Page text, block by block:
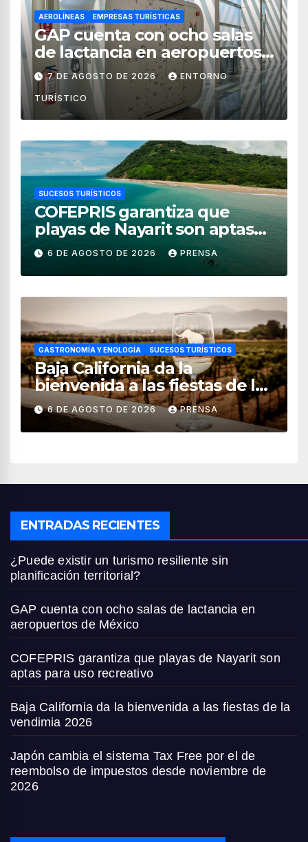
AEROLÍNEAS EMPRESAS TURÍSTICAS
GAP cuenta con ocho salas
de lactancia en aeropuertos
de México
7 DE AGOSTO DE 2026 ENTORNO
TURÍSTICO
SUCESOS TURÍSTICOS
COFEPRIS garantiza que
playas de Nayarit son aptas
para uso recreativo
6 DE AGOSTO DE 2026 PRENSA
GASTRONOMÍA Y ENOLOGÍA SUCESOS TURÍSTICOS
Baja California da la
bienvenida a las fiestas de la
vendimia 2026
6 DE AGOSTO DE 2026 PRENSA
ENTRADAS RECIENTES
¿Puede existir un turismo resiliente sin
planificación territorial?
GAP cuenta con ocho salas de lactancia en
aeropuertos de México
COFEPRIS garantiza que playas de Nayarit son
aptas para uso recreativo
Baja California da la bienvenida a las fiestas de la
vendimia 2026
Japón cambia el sistema Tax Free por el de
reembolso de impuestos desde noviembre de
2026